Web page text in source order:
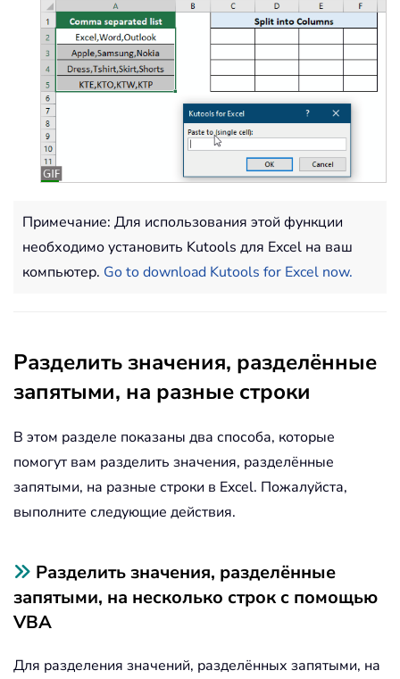
Примечание: Для использования этой функции
необходимо установить Kutools для Excel на ваш
компьютер. Go to download Kutools for Excel now.
Разделить значения, разделённые
запятыми, на разные строки
В этом разделе показаны два способа, которые
помогут вам разделить значения, разделённые
запятыми, на разные строки в Excel. Пожалуйста,
выполните следующие действия.
Разделить значения, разделённые
запятыми, на несколько строк с помощью
VBA
Для разделения значений, разделённых запятыми, на